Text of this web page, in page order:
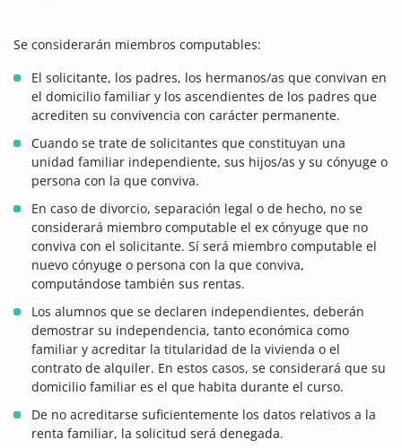
Se considerarán miembros computables:
El solicitante, los padres, los hermanos/as que convivan en
el domicilio familiar y los ascendientes de los padres que
acrediten su convivencia con carácter permanente.
Cuando se trate de solicitantes que constituyan una
unidad familiar independiente, sus hijos/as y su cónyuge o
persona con la que conviva.
En caso de divorcio, separación legal o de hecho, no se
considerará miembro computable el ex cónyuge que no
conviva con el solicitante. Sí será miembro computable el
nuevo cónyuge o persona con la que conviva,
computándose también sus rentas.
Los alumnos que se declaren independientes, deberán
demostrar su independencia, tanto económica como
familiar y acreditar la titularidad de la vivienda o el
contrato de alquiler. En estos casos, se considerará que su
domicilio familiar es el que habita durante el curso.
De no acreditarse suficientemente los datos relativos a la
renta familiar, la solicitud será denegada.